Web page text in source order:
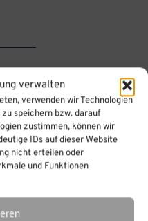
verwalten
verwenden wir Technologien
speichern bzw. darauf
zustimmen, können wir
IDs auf dieser Website
nicht erteilen oder
und Funktionen
über